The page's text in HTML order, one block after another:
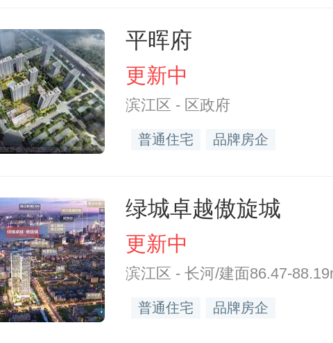
平晖府
更新中
滨江区 - 区政府
普通住宅 品牌房企
绿城卓越傲旋城
更新中
滨江区 - 长河/建面86.47-
普通住宅 品牌房企